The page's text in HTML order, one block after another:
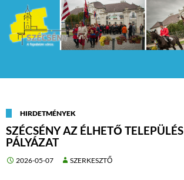
HIRDETMÉNYEK
SZÉCSÉNY AZ ÉLHETŐ
PÁLYÁZAT
2026-05-07 SZERKESZTŐ